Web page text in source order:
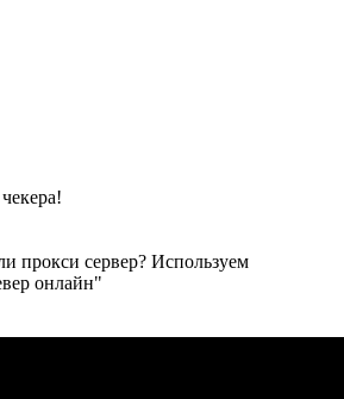
прокси сервер? Используем
онлайн"